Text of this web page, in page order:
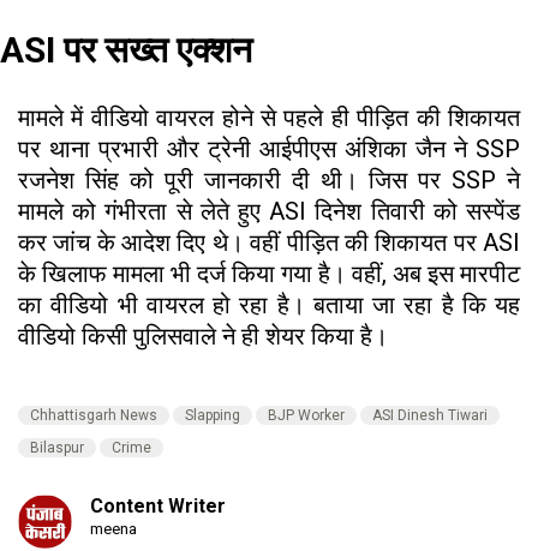
ASI पर सख्त एक्शन
मामले में वीडियो वायरल होने से पहले ही पीड़ित की शिकायत
पर थाना प्रभारी और ट्रेनी आईपीएस अंशिका जैन ने SSP
रजनेश सिंह को पूरी जानकारी दी थी। जिस पर SSP ने
मामले को गंभीरता से लेते हुए ASI दिनेश तिवारी को सस्पेंड
कर जांच के आदेश दिए थे। वहीं पीड़ित की शिकायत पर ASI
के खिलाफ मामला भी दर्ज किया गया है। वहीं, अब इस मारपीट
का वीडियो भी वायरल हो रहा है। बताया जा रहा है कि यह
वीडियो किसी पुलिसवाले ने ही शेयर किया है।
Chhattisgarh News Slapping BJP Worker
ASI Dinesh Tiwari
Bilaspur
Crime
Content Writer
meena